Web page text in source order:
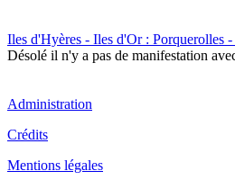
Iles d'Hyères - Iles d'Or : Porquerolles
Désolé il n'y a pas de manifestation
Administration
Crédits
Mentions légales